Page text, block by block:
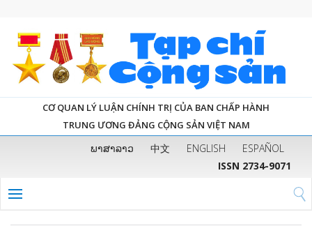
CƠ QUAN LÝ LUẬN CHÍNH TRỊ CỦA BAN CHẤP HÀNH
TRUNG ƯƠNG ĐẢNG CỘNG SẢN VIỆT NAM
ພາສາລາວ 中文 ENGLISH
ESPAÑOL
ISSN 2734-9071